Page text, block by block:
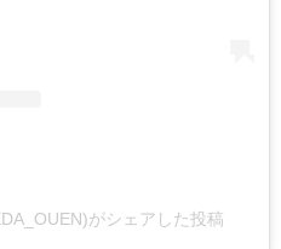
がシェアした投稿